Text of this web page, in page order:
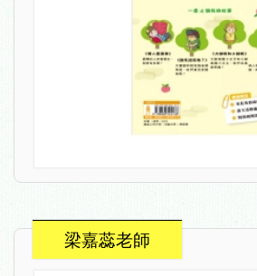
梁嘉蕊老師